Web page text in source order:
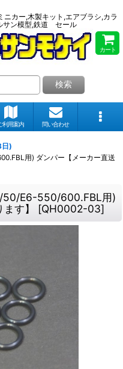
カー,木製キット,エアブラシ,カラ
サン模型,鉄道 セール
カート
検索
利用案内 問い合わせ
日)
用) ダンパー【メーカー直送
E6-550/600.FBL用)
す】
[QH0002-03]